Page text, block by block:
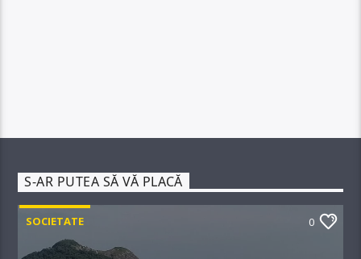
S-AR PUTEA SĂ VĂ PLACĂ
SOCIETATE 0